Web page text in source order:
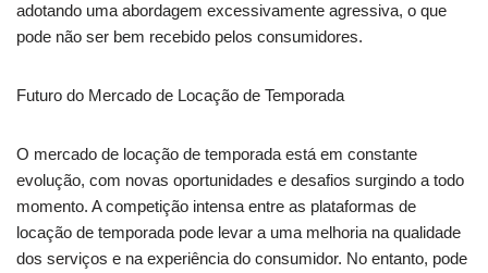
adotando uma abordagem excessivamente agressiva, o que
pode não ser bem recebido pelos consumidores.
Futuro do Mercado de Locação de Temporada
O mercado de locação de temporada está em constante
evolução, com novas oportunidades e desafios surgindo a todo
momento. A competição intensa entre as plataformas de
locação de temporada pode levar a uma melhoria na qualidade
dos serviços e na experiência do consumidor. No entanto, pode